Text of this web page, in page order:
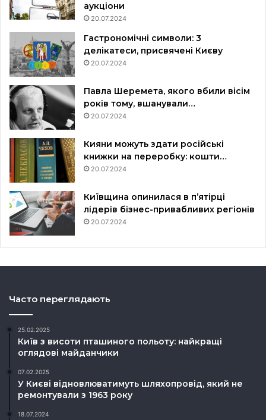
аукціони
20.07.2024
Гастрономічні символи: 3
делікатеси, присвячені Києву
20.07.2024
Павла Шеремета, якого вбили вісім
років тому, вшанували…
20.07.2024
Кияни можуть здати російські
книжки на переробку: кошти…
20.07.2024
Київщина опинилася в пʼятірці
лідерів бізнес-привабливих регіонів
20.07.2024
Часто переглядають
25.02.2025
Київ з висоти пташиного польоту: найкращі
оглядові майданчики
07.02.2025
У Києві відновлюватимуть шляхопровід, який не
ремонтували з 1963 року
18.07.2024